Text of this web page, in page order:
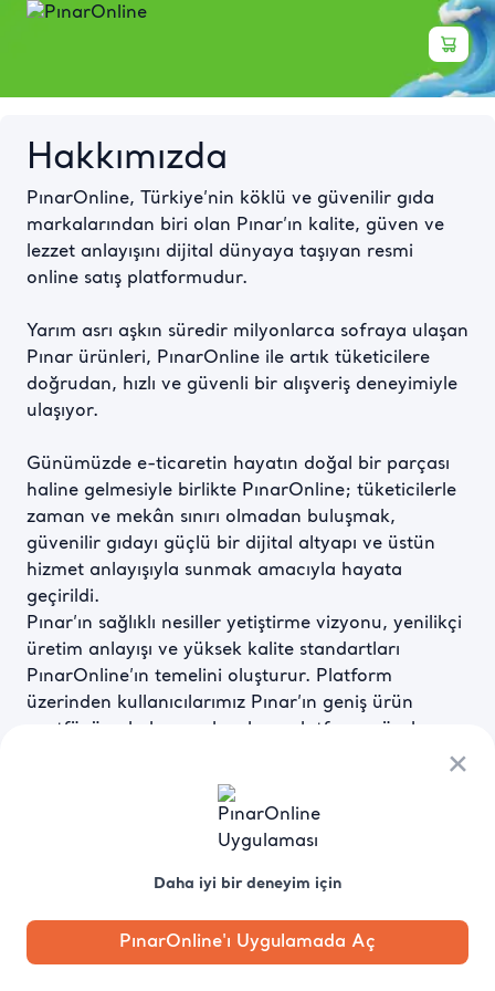
×
Daha iyi bir deneyim için
PınarOnline'ı Uygulamada Aç
Hakkımızda
PınarOnline, Türkiye’nin köklü ve güvenilir gıda
markalarından biri olan Pınar’ın kalite, güven ve
lezzet anlayışını dijital dünyaya taşıyan resmi
online satış platformudur.
Yarım asrı aşkın süredir milyonlarca sofraya ulaşan
Pınar ürünleri, PınarOnline ile artık tüketicilere
doğrudan, hızlı ve güvenli bir alışveriş deneyimiyle
ulaşıyor.
Günümüzde e-ticaretin hayatın doğal bir parçası
haline gelmesiyle birlikte PınarOnline; tüketicilerle
zaman ve mekân sınırı olmadan buluşmak,
güvenilir gıdayı güçlü bir dijital altyapı ve üstün
hizmet anlayışıyla sunmak amacıyla hayata
geçirildi.
Pınar’ın sağlıklı nesiller yetiştirme vizyonu, yenilikçi
üretim anlayışı ve yüksek kalite standartları
PınarOnline’ın temelini oluşturur. Platform
üzerinden kullanıcılarımız Pınar’ın geniş ürün
portföyüne kolayca ulaşırken, platforma özel
alışveriş deneyimi yaşar.
Amacımız yalnızca ürün sunmak değil; güvenilir
sofralara ulaştırmaktır.
Neden PınarOnline?
PınarOnline, alışverişi kolaylaştıran çözümleri ve